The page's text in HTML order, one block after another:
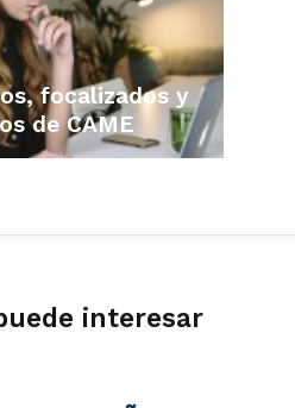
focalizados y
de CAME
interesar